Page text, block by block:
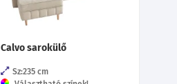
Calvo sarokülő
Sz:235cm